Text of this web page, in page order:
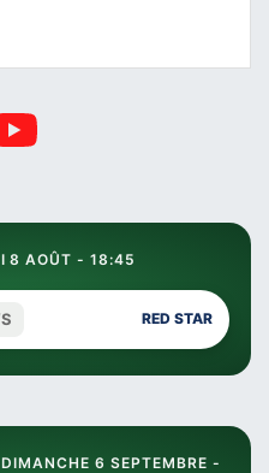
8 AOÛT - 18:45
RED STAR
6 SEPTEMBRE -